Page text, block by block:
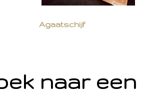
Agaatschijf
naar een